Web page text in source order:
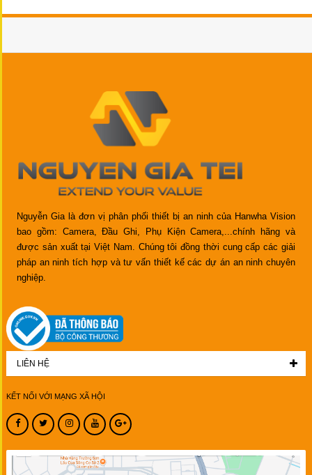
Nguyễn Gia là đơn vị phân phối thiết bị an ninh của Hanwha Vision
bao gồm: Camera, Đầu Ghi, Phụ Kiện Camera,...chính hãng và
được sản xuất tại Việt Nam. Chúng tôi đồng thời cung cấp các giải
pháp an ninh tích hợp và tư vấn thiết kế các dự án an ninh chuyên
nghiệp.
LIÊN HỆ
KẾT NỐI VỚI MẠNG XÃ HỘI